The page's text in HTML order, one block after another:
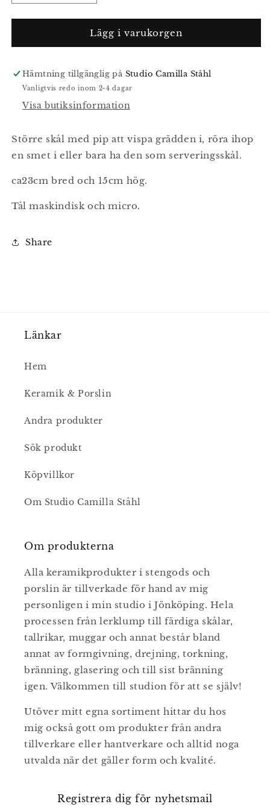
kvantitet
för
stor
kvantitet
för
Spillkum
stor
Lägg i varukorgen
Hämtning tillgänglig på Studio Camilla Ståhl
Vanligtvis redo inom 2-4 dagar
Visa butiksinformation
Större skål med pip att vispa grädden i, röra ihop
en smet i eller bara ha den som serveringsskål.
ca23cm bred och 15cm hög.
Tål maskindisk och micro.
Share
Länkar
Hem
Keramik & Porslin
Andra produkter
Sök produkt
Köpvillkor
Om Studio Camilla Ståhl
Om produkterna
Alla keramikprodukter i stengods och
porslin är tillverkade för hand av mig
personligen i min studio i Jönköping. Hela
processen från lerklump till färdiga skålar,
tallrikar, muggar och annat består bland
annat av formgivning, drejning, torkning,
bränning, glasering och till sist bränning
igen. Välkommen till studion för att se själv!
Utöver mitt egna sortiment hittar du hos
mig också gott om produkter från andra
tillverkare eller hantverkare och alltid noga
utvalda när det gäller form och kvalité.
Registrera dig för nyhetsmail